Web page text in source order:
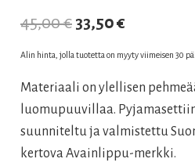
45,00€ Alkuperäinen
hinta
oli:
45,00 €.
33,50€
hinta
on:
33,50 €.
Alin hinta, jolla tuotetta on myyty viimeisen 30
Materiaali on ylellisen
luomupuuvillaa.
suunniteltu ja valmistettu
kertova Avainlippu-merkki.